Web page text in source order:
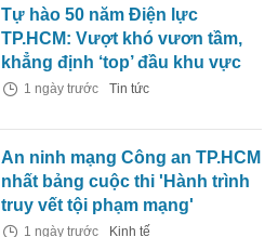
Tự hào 50 năm Điện lực
TP.HCM: Vượt khó vươn tầm,
khẳng định ‘top’ đầu khu vực
1 ngày trước Tin tức
An ninh mạng Công an TP.HCM
nhất bảng cuộc thi 'Hành trình
truy vết tội phạm mạng'
1 ngày trước Kinh tế